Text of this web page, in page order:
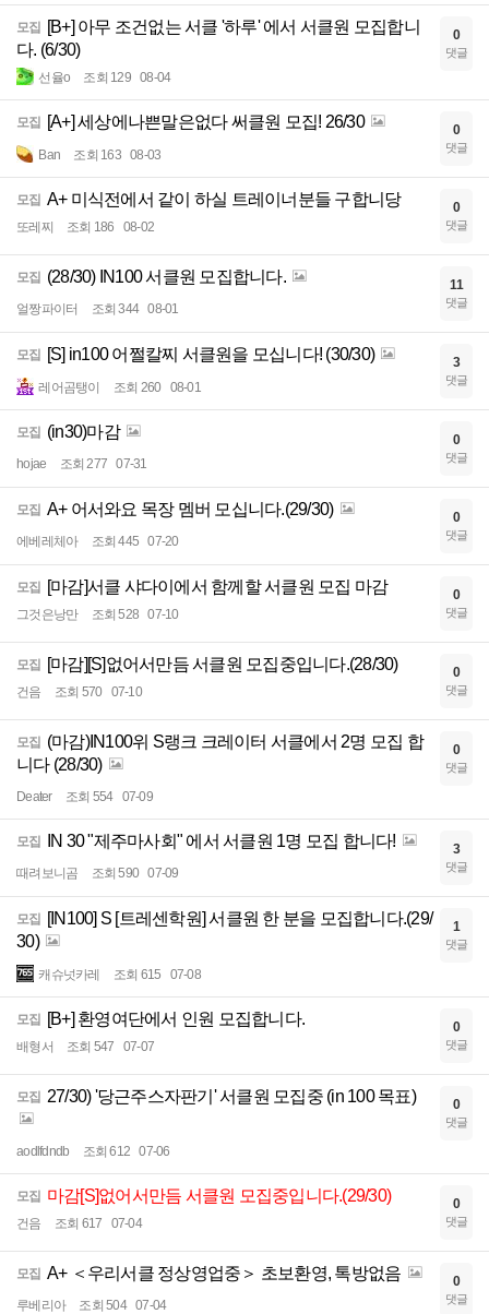
모집
[B+] 아무 조건없는 서클 '하루' 에서 서클원 모집합니
다. (6/30)
선율o 조회 129 08-04
0
댓글
모집 [A+] 세상에나쁜말은없다 써클원 모집! 26/30
Ban 조회 163 08-03
0
댓글
모집 A+ 미식전에서 같이 하실 트레이너분들 구합니당
또레찌 조회 186 08-02
0
댓글
모집 (28/30) IN100 서클원 모집합니다.
얼짱파이터 조회 344 08-01
11
댓글
모집 [S] in100 어쩔칼찌 서클원을 모십니다! (30/30)
레어곰탱이 조회 260 08-01
3
댓글
모집 (in30)마감
hojae 조회 277 07-31
0
댓글
모집 A+ 어서와요 목장 멤버 모십니다.(29/30)
에베레체아 조회 445 07-20
0
댓글
모집 [마감]서클 샤다이에서 함께할 서클원 모집 마감
그것은낭만 조회 528 07-10
0
댓글
모집 [마감][S]없어서만듬 서클원 모집중입니다.(28/30)
건음 조회 570 07-10
0
댓글
모집 (마감)IN100위 S랭크 크레이터 서클에서 2명 모집 합
니다 (28/30)
Deater 조회 554 07-09
0
댓글
모집 IN 30 "제주마사회" 에서 서클원 1명 모집 합니다!
때려보니곰 조회 590 07-09
3
댓글
모집
[IN100] S [트레센학원] 서클원 한 분을 모집합니다.(29/
30)
캐슈넛카레 조회 615 07-08
1
댓글
모집 [B+] 환영여단에서 인원 모집합니다.
배형서 조회 547 07-07
0
댓글
모집 27/30) '당근주스자판기' 서클원 모집중 (in 100 목표)
aodlfdndb 조회 612 07-06
0
댓글
모집 마감[S]없어서만듬 서클원 모집중입니다.(29/30)
건음 조회 617 07-04
0
댓글
모집 A+ ＜우리서클 정상영업중＞ 초보환영, 톡방없음
루베리아 조회 504 07-04
0
댓글